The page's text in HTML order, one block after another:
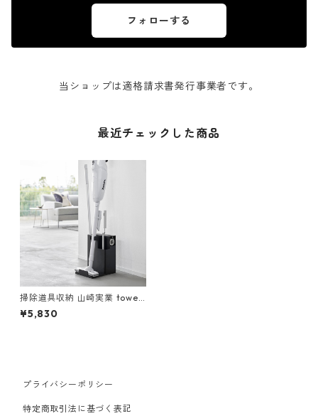
フォローする
当ショップは適格請求書発行事業者です。
最近チェックした商品
掃除道具収納 山崎実業 tower
タワー スティッククリーナー
＆ツールオーガナイザー 1554
¥5,830
プライバシーポリシー
特定商取引法に基づく表記